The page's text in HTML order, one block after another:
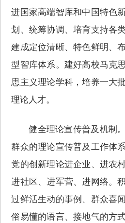
进国家高端智库和中国特色
划、统筹协调、培育支持各
建成定位清晰、特色鲜明、
型智库体系。建好高校马克
思主义理论学科，培养一大
理论人才。
健全理论宣传普及机制
群众的理论宣传普及工作体
党的创新理论进企业、进农
进社区、进军营、进网络。
过鲜活生动的事例、群众喜
俗易懂的语言、接地气的方